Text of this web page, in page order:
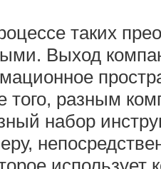
таких
Выход
разным
набор